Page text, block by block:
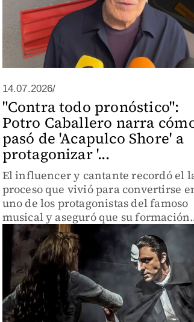
14.07.2026/
"Contra todo pronóstico":
Potro Caballero narra
pasó de 'Acapulco Shore' a
protagonizar '...
El influencer y cantante recordó el
proceso que vivió para convertirse
uno de los protagonistas del famoso
musical y aseguró que su formación
vocal comenzó desde la adolescencia.